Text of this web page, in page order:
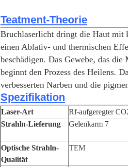
Teatment-Theorie
Bruchlaserlicht dringt die Haut mit
einen Ablativ- und thermischen
beschädigen. Das Gewebe, das
beginnt den Prozess des Heilens.
verbesserten Narben und die
Spezifikation
Laser-Art Rf-aufgeregter
Strahln-Lieferung
Gelenkarm 7
Optische Strahln-
Qualität
TEM